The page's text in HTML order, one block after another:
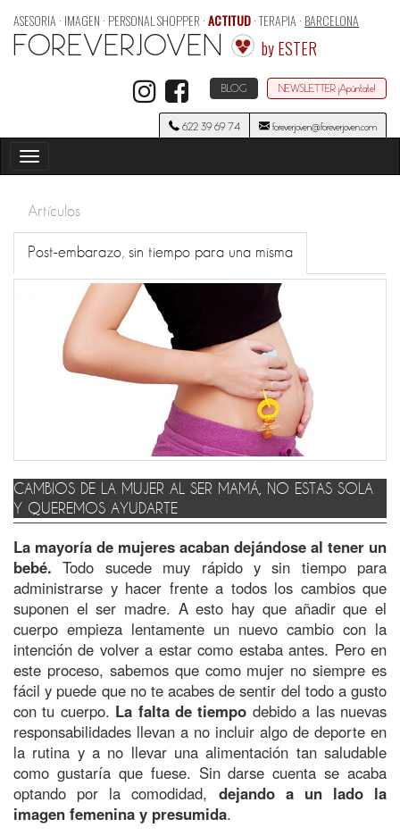
ASESORIA · IMAGEN · PERSONAL SHOPPER ·ACTITUD· TERAPIA · BARCELONA
FOREVERJOVEN by ESTER
NEWSLETTER ¡Apúntate!
BLOG
622 39 69 74 foreverjoven@foreverjoven.com
Toggle
navigation
Artículos
Post-embarazo, sin tiempo para una misma
CAMBIOS DE LA MUJER AL SER MAMÁ, NO ESTAS SOLA
Y QUEREMOS AYUDARTE
La mayoría de mujeres acaban dejándose al tener un
bebé. Todo sucede muy rápido y sin tiempo para
administrarse y hacer frente a todos los cambios que
suponen el ser madre. A esto hay que añadir que el
cuerpo empieza lentamente un nuevo cambio con la
intención de volver a estar como estaba antes. Pero en
este proceso, sabemos que como mujer no siempre es
fácil y puede que no te acabes de sentir del todo a gusto
con tu cuerpo. La falta de tiempo debido a las nuevas
responsabilidades llevan a no incluir algo de deporte en
la rutina y a no llevar una alimentación tan saludable
como gustaría que fuese. Sin darse cuenta se acaba
optando por la comodidad, dejando a un lado la
imagen femenina y presumida.